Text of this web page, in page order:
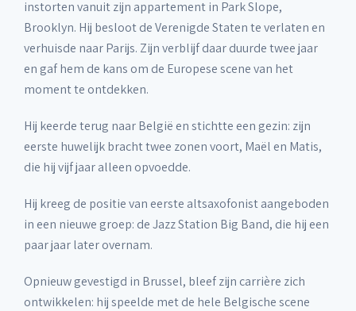
instorten vanuit zijn appartement in Park Slope,
Brooklyn. Hij besloot de Verenigde Staten te verlaten en
verhuisde naar Parijs. Zijn verblijf daar duurde twee jaar
en gaf hem de kans om de Europese scene van het
moment te ontdekken.
Hij keerde terug naar België en stichtte een gezin: zijn
eerste huwelijk bracht twee zonen voort, Maël en Matis,
die hij vijf jaar alleen opvoedde.
Hij kreeg de positie van eerste altsaxofonist aangeboden
in een nieuwe groep: de Jazz Station Big Band, die hij een
paar jaar later overnam.
Opnieuw gevestigd in Brussel, bleef zijn carrière zich
ontwikkelen: hij speelde met de hele Belgische scene